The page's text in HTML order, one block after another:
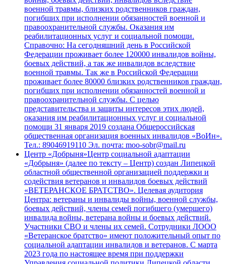
военной травмы, близких родственников граждан,
погибших при исполнении обязанностей военной и
правоохранительной службы. Оказания им
реабилитационных услуг и социальной помощи.
Справочно: На сегодняшний день в Российской
Федерации проживает более 120000 инвалидов войны,
боевых действий, а так же инвалидов вследствие
военной травмы. Так же в Российской Федерации
проживает более 80000 близких родственников граждан,
погибших при исполнении обязанностей военной и
правоохранительной службы. С целью
представительства и защиты интересов этих людей,
оказания им реабилитационных услуг и социальной
помощи 31 января 2019 создана Общероссийская
общественная организация военных инвалидов «ВоИн».
Тел.: 89046919110 Эл. почта: moo-sobr@mail.ru
Центр «Добрыня»Центр социальной адаптации
«Добрыня» (далее по тексту – Центр) создан Липецкой
областной общественной организацией поддержки и
содействия ветеранов и инвалидов боевых действий
«ВЕТЕРАНСКОЕ БРАТСТВО». Целевая аудитория
Центра: ветераны и инвалиды войны, военной службы,
боевых действий, члены семей погибшего (умершего)
инвалида войны, ветерана войны и боевых действий.
Участники СВО и члены их семей. Сотрудники ЛООО
«Ветеранское братство» имеют положительный опыт по
социальной адаптации инвалидов и ветеранов. С марта
2023 года по настоящее время при поддержки